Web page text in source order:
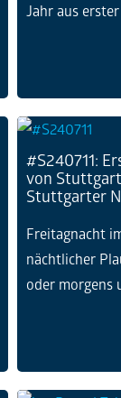
Jahr aus
#S240711:
von
Stuttgarter
Freitagnacht
nächtlicher
oder morgens